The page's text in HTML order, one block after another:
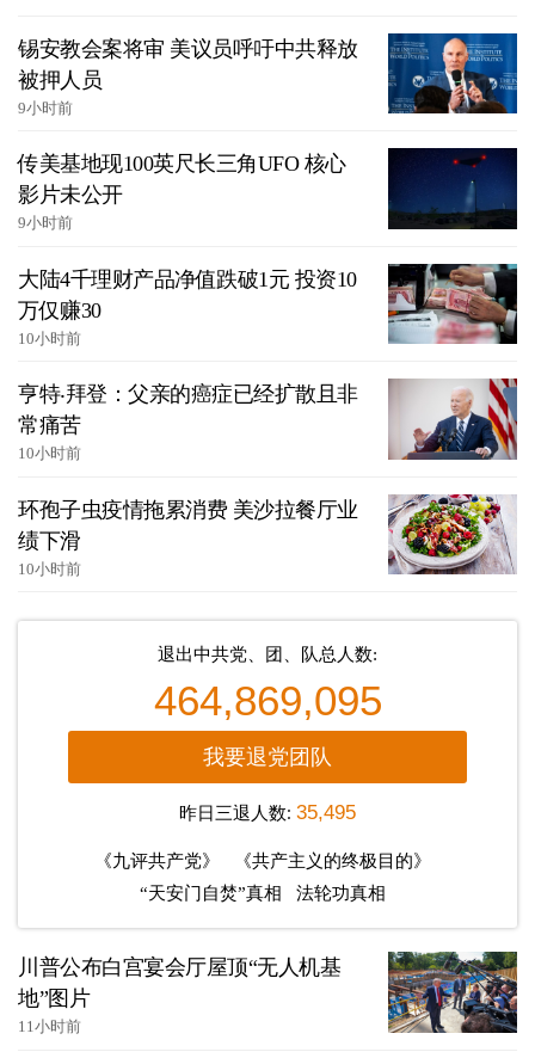
锡安教会案将审 美议员呼吁中共释放
被押人员
9小时前
传美基地现100英尺长三角UFO 核心
影片未公开
9小时前
大陆4千理财产品净值跌破1元 投资10
万仅赚30
10小时前
亨特‧拜登：父亲的癌症已经扩散且非
常痛苦
10小时前
环孢子虫疫情拖累消费 美沙拉餐厅业
绩下滑
10小时前
退出中共党、团、队总人数:
464,869,095
我要退党团队
昨日三退人数: 35,495
《九评共产党》
《共产主义的终极目的》
“天安门自焚”真相
法轮功真相
川普公布白宫宴会厅屋顶“无人机基
地”图片
11小时前